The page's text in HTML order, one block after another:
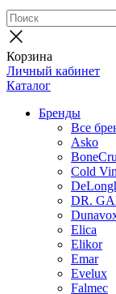
Корзина
Личный кабинет
Каталог
Бренды
Все
Asko
Cold
DR.
Elica
Elikor
Emar
Evelux
Falmec